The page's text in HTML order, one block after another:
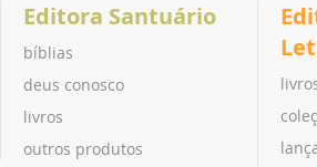
Editora Santuário
bíblias
deus conosco
livros
outros produtos